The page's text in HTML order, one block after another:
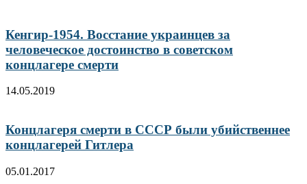
Кенгир-1954. Восстание украинцев за
человеческое достоинство в советском
концлагере смерти
14.05.2019
Концлагеря смерти в СССР были убийственнее
концлагерей Гитлера
05.01.2017